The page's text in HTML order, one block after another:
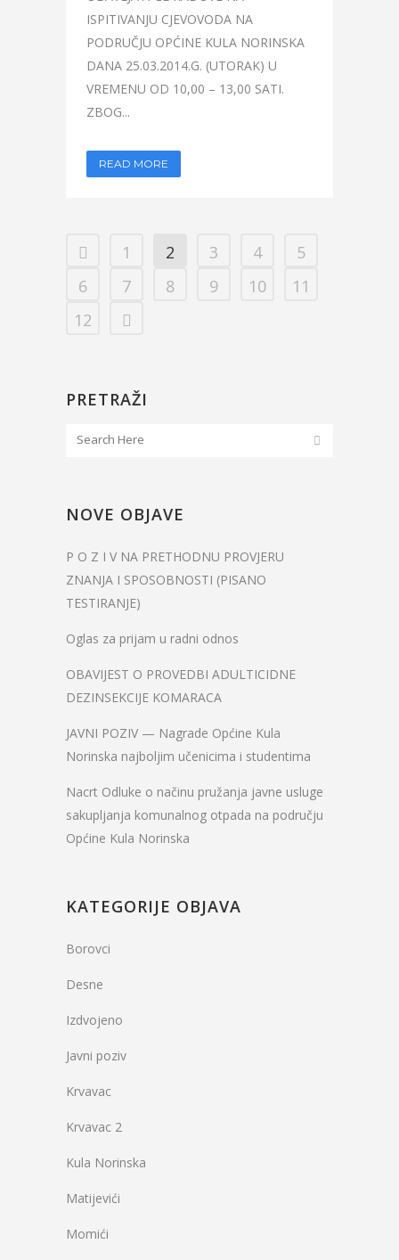
ISPITIVANJU CJEVOVODA NA
PODRUČJU OPĆINE KULA NORINSKA
DANA 25.03.2014.G. (UTORAK) U
VREMENU OD 10,00 – 13,00 SATI.
ZBOG...
READ MORE
1 2 3 4
5
6
7 8 9 10
11
12
PRETRAŽI
NOVE OBJAVE
P O Z I V NA PRETHODNU PROVJERU
ZNANJA I SPOSOBNOSTI (PISANO
TESTIRANJE)
Oglas za prijam u radni odnos
OBAVIJEST O PROVEDBI ADULTICIDNE
DEZINSEKCIJE KOMARACA
JAVNI POZIV — Nagrade Općine Kula
Norinska najboljim učenicima i studentima
Nacrt Odluke o načinu pružanja javne usluge
sakupljanja komunalnog otpada na području
Općine Kula Norinska
KATEGORIJE OBJAVA
Borovci
Desne
Izdvojeno
Javni poziv
Krvavac
Krvavac 2
Kula Norinska
Matijevići
Momići